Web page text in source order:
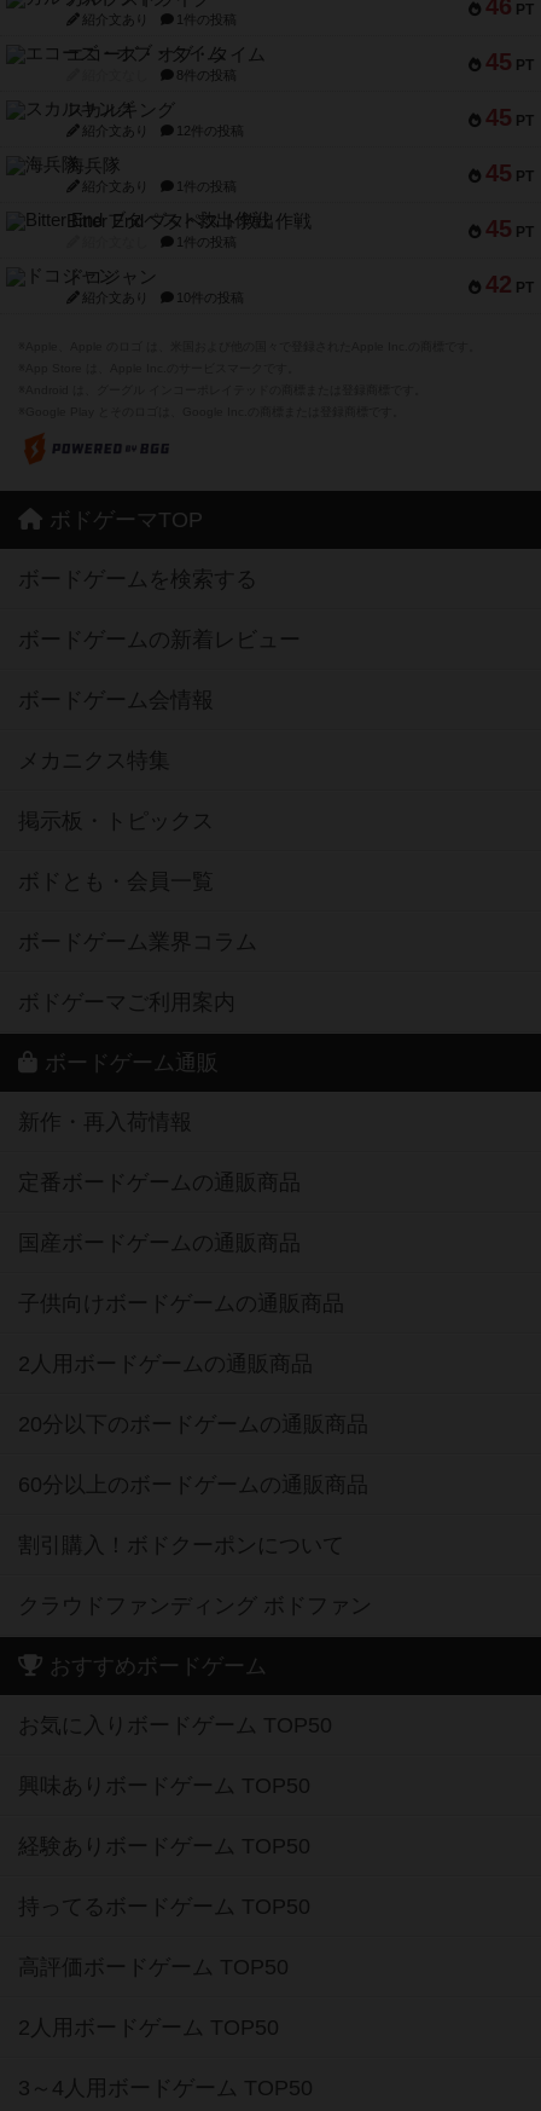
46 PT
紹介文あり 1件の投稿
45 PT
エコーズ・オブ・タイム
8件の投稿
45 PT
スカルキング
紹介文あり 12件の投稿
45 PT
海兵隊
紹介文あり 1件の投稿
45 PT
Bitter End ブタペスト救出作戦
1件の投稿
42 PT
ドコジャン
紹介文あり 10件の投稿
ボドゲーマTOP
ボードゲームを検索する
ボードゲームの新着レビュー
ボードゲーム会情報
メカニクス特集
掲示板・トピックス
ボドとも・会員一覧
ボードゲーム業界コラム
ボドゲーマご利用案内
ボードゲーム通販
新作・再入荷情報
定番ボードゲームの通販商品
国産ボードゲームの通販商品
子供向けボードゲームの通販商品
2人用ボードゲームの通販商品
20分以下のボードゲームの通販商品
60分以上のボードゲームの通販商品
割引購入！ボドクーポンについて
クラウドファンディング ボドファン
おすすめボードゲーム
お気に入りボードゲーム TOP50
興味ありボードゲーム TOP50
経験ありボードゲーム TOP50
持ってるボードゲーム TOP50
高評価ボードゲーム TOP50
2人用ボードゲーム TOP50
3～4人用ボードゲーム TOP50